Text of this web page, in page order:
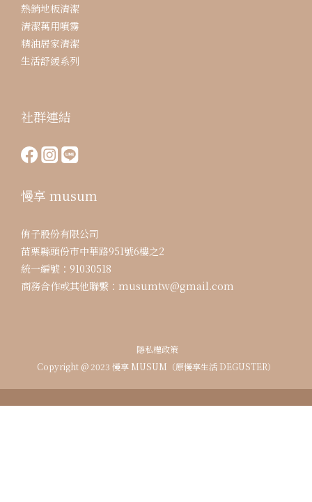
熱銷地板清潔
清潔萬用噴霧
精油居家清潔
生活舒緩系列
社群連結
慢享 musum
侑子股份有限公司
苗栗縣頭份市中華路951號6樓之2
統一編號：91030518
商務合作或其他聯繫：musumtw@gmail.com
隱私權政策
Copyright @ 2023 慢享 MUSUM（原慢享生活 DEGUSTER）